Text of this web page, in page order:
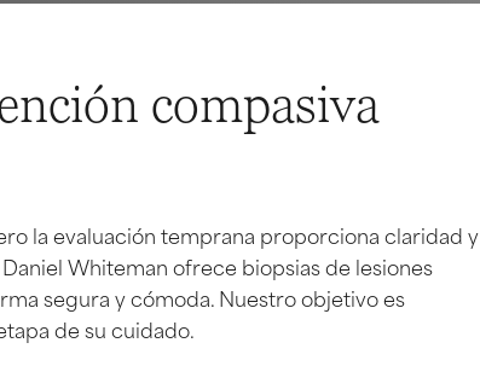
compasiva
la evaluación temprana proporciona claridad y
Whiteman ofrece biopsias de lesiones
segura y cómoda. Nuestro objetivo es
de su cuidado.